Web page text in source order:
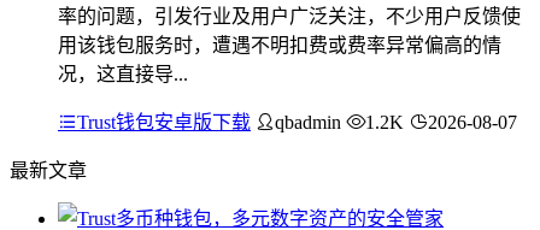
率的问题，引发行业及用户广泛关注，不少用户反馈使
用该钱包服务时，遭遇不明扣费或费率异常偏高的情
况，这直接导...
Trust钱包安卓版下载 qbadmin 1.2K 2026-08-07
最新文章